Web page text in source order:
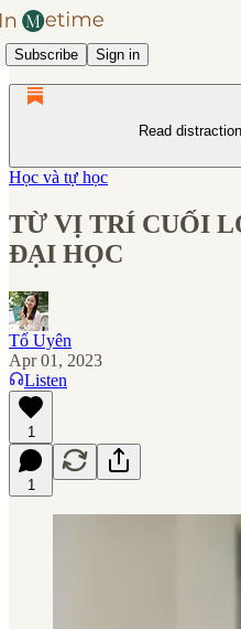
Subscribe Sign in
Read
Học và tự học
TỪ VỊ TRÍ CUỐI
ĐẠI HỌC
Tố Uyên
Apr 01, 2023
Listen
1
1